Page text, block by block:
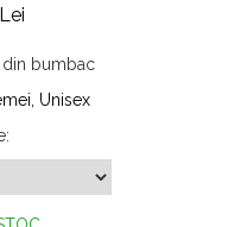
bumbac
Unisex
: